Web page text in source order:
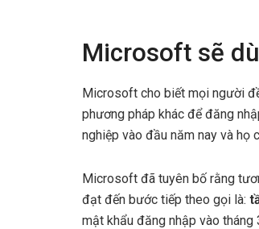
Microsoft sẽ
Microsoft cho biết mọi người
phương pháp khác để đăng
nghiệp vào đầu năm nay và họ
Microsoft đã tuyên bố rằng
đạt đến bước tiếp theo gọi là:
mật khẩu đăng nhập vào tháng